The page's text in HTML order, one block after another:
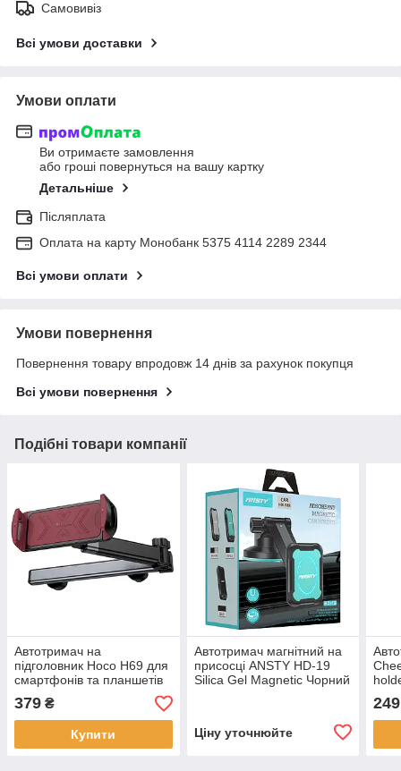
Самовивіз
Всі умови доставки
Умови оплати
Ви отримаєте замовлення
або гроші повернуться на вашу картку
Детальніше
Післяплата
Оплата на карту Монобанк 5375 4114 2289 2344
Всі умови оплати
Умови повернення
Повернення товару впродовж 14 днів за рахунок покупця
Всі умови повернення
Подібні товари компанії
Автотримач на
підголовник Hoco H69 для
смартфонів та планшетів
379 ₴
Купити
Автотримач магнітний на
присосці ANSTY HD-19
Silica Gel Magnetic Чорний
Ціну уточнюйте
249